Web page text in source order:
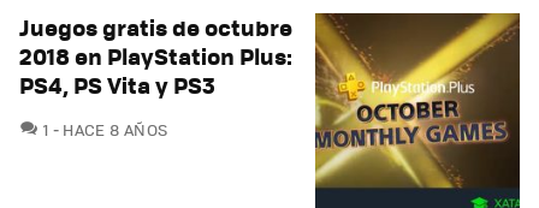
Juegos gratis de octubre
2018 en PlayStation Plus:
PS4, PS Vita y PS3
1 COMENTARIOS
HACE 8 AÑOS